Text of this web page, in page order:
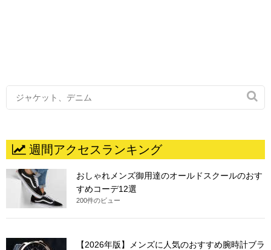

週間アクセスランキング
おしゃれメンズ御用達のオールドスクールのおす
すめコーデ12選
200件のビュー
【2026年版】メンズに人気のおすすめ腕時計ブラ